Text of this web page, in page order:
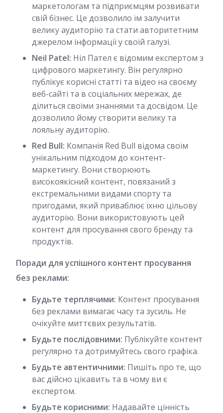
маркетологам та підприємцям розвивати
свій бізнес. Це дозволило їм залучити
велику аудиторію та стати авторитетним
джерелом інформації у своїй галузі.
Neil Patel: Ніл Пател є відомим експертом з
цифрового маркетингу. Він регулярно
публікує корисні статті та відео на своєму
веб-сайті та в соціальних мережах, де
ділиться своїми знаннями та досвідом. Це
дозволило йому створити велику та
лояльну аудиторію.
Red Bull: Компанія Red Bull відома своїм
унікальним підходом до контент-
маркетингу. Вони створюють
високоякісний контент, повязаний з
екстремальними видами спорту та
пригодами, який приваблює їхню цільову
аудиторію. Вони використовують цей
контент для просування свого бренду та
продуктів.
Поради для успішного контент просування
без реклами:
Будьте терплячими: Контент просування
без реклами вимагає часу та зусиль. Не
очікуйте миттєвих результатів.
Будьте послідовними: Публікуйте контент
регулярно та дотримуйтесь свого графіка.
Будьте автентичними: Пишіть про те, що
вас дійсно цікавить та в чому ви є
експертом.
Будьте корисними: Надавайте цінність